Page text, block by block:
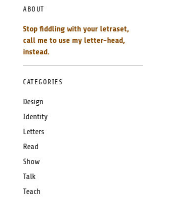
ABOUT
Stop fiddling with your letraset,
call me to use my letter-head,
instead.
CATEGORIES
Design
Identity
Letters
Read
Show
Talk
Teach